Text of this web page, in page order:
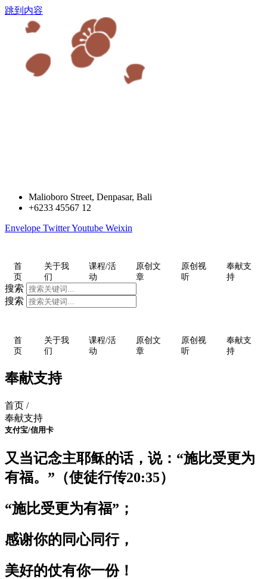
跳到内容
Malioboro Street, Denpasar, Bali
+6233 45567 12
Envelope TwitterYoutube Weixin
首
页
关于我
们
课程/活
动
原创文
章
原创视
听
奉献支
持
搜索
搜索
首
页
关于我
们
课程/活
动
原创文
章
原创视
听
奉献支
持
奉献支持
首页 /
奉献支持
支付宝/信用卡
又当记念主耶稣的话，说：“施比受更为
有福。”（使徒行传20:35）
“施比受更为有福”；
感谢你的同心同行，
美好的仗有你一份！